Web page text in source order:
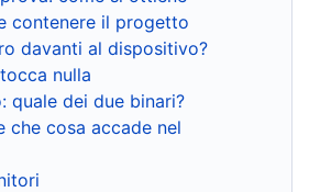
contenere il progetto
davanti al dispositivo?
nulla
quale dei due binari?
che cosa accade nel